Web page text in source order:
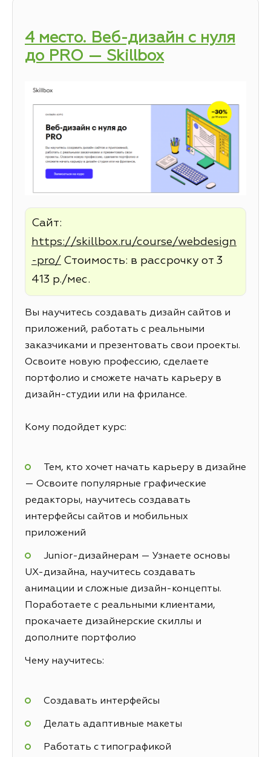
4 место. Веб-дизайн с нуля
до PRO — Skillbox
Сайт:
https://skillbox.ru/course/webdesign
-pro/ Стоимость: в рассрочку от 3
413 р./мес.
Вы научитесь создавать дизайн сайтов и
приложений, работать с реальными
заказчиками и презентовать свои проекты.
Освоите новую профессию, сделаете
портфолио и сможете начать карьеру в
дизайн-студии или на фрилансе.
Кому подойдет курс:
Тем, кто хочет начать карьеру в дизайне
— Освоите популярные графические
редакторы, научитесь создавать
интерфейсы сайтов и мобильных
приложений
Junior-дизайнерам — Узнаете основы
UX-дизайна, научитесь создавать
анимации и сложные дизайн-концепты.
Поработаете с реальными клиентами,
прокачаете дизайнерские скиллы и
дополните портфолио
Чему научитесь:
Создавать интерфейсы
Делать адаптивные макеты
Работать с типографикой